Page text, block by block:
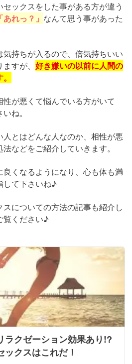
ックスをした事がある方が違う
「あれっ？」 なんて思う事があった
持ちが入るので、倍気持ちいい
すが、 好き嫌いの以前に人間の
が悪くて悩んでいる方がいて
ね。
とはどんな人なのか、相性が悪
などをご紹介していきます。
くなるようになり、心も体も満
して下さいね♪
についての方法の記事も紹介し
覧ください♪
ラクゼーション効果あり!?
クスはこれだ！